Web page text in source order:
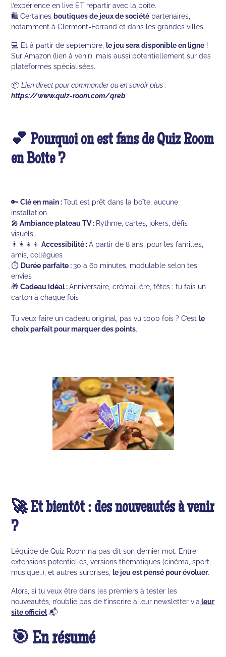
l’expérience en live ET repartir avec la boîte.
🛍️ Certainesboutiques de jeux de société partenaires,
notamment à Clermont-Ferrand et dans les grandes villes.
💻 Et à partir de septembre,le jeu sera disponible en ligne !
Sur Amazon (lien à venir), mais aussi potentiellement sur des
plateformes spécialisées.
📦Lien direct pour commander ou en savoir plus :
https://www.quiz-room.com/qreb
💕 Pourquoi on est fans de Quiz Room
en Boîte ?
🔑Clé en main :Tout est prêt dans la boîte, aucune
installation
🎤Ambiance plateau TV : Rythme, cartes, jokers, défis
visuels…
👨‍👩‍👧‍👦Accessibilité :À partir de 8 ans, pour les familles,
amis, collègues
⏱ Durée parfaite : 30 à 60 minutes, modulable selon tes
envies
🎁Cadeau idéal :Anniversaire, crémaillère, fêtes : tu fais un
carton à chaque fois
Tu veux faire un cadeau original, pas vu 1000 fois ? C’estle
choix parfait pour marquer des points.
🚀 Et bientôt : des nouveautés à venir
?
L’équipe de Quiz Room n’a pas dit son dernier mot. Entre
extensions potentielles, versions thématiques (cinéma, sport,
musique…), et autres surprises,le jeu est pensé pour évoluer.
Alors, si tu veux être dans les premiers à tester les
nouveautés, n’oublie pas de t’inscrire à leur newsletter via leur
site officiel📬
🎯 En résumé